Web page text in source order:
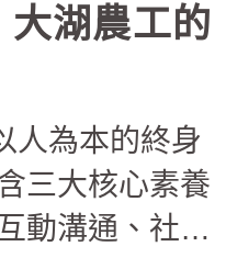
等實務操作的
戶外教育學
循序漸進的發
漸漸邁向校本
出完善的支持
涵的課程型
大湖農工的
人為本的終身
三大核心素養
動溝通、社會